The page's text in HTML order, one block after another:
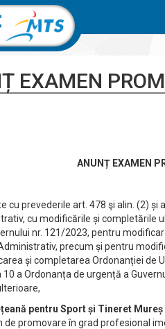
EXAMEN
ANUNȚ EXAMEN
cu prevederile art. 478 şi alin. (2) și
cu modificările și completările
nr. 121/2023, pentru
precum și pentru
și completarea Ordonanției de
10 a Ordonanța de urgență a
pentru Sport și Tineret Mureș
de promovare în grad profesional